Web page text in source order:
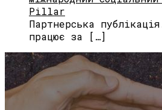
Pillar
Партнерська
працює за […]